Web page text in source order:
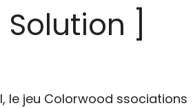
]
le jeu Colorwood ssociations